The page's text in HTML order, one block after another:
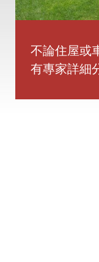
不論住屋或
有專家詳細